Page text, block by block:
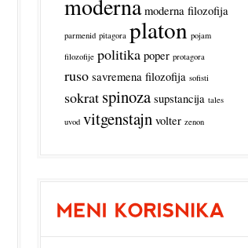
moderna moderna filozofija
parmenid pitagora platon pojam
filozofije politika poper protagora
ruso savremena filozofija sofisti
sokrat spinoza supstancija tales
uvod vitgenstajn volter zenon